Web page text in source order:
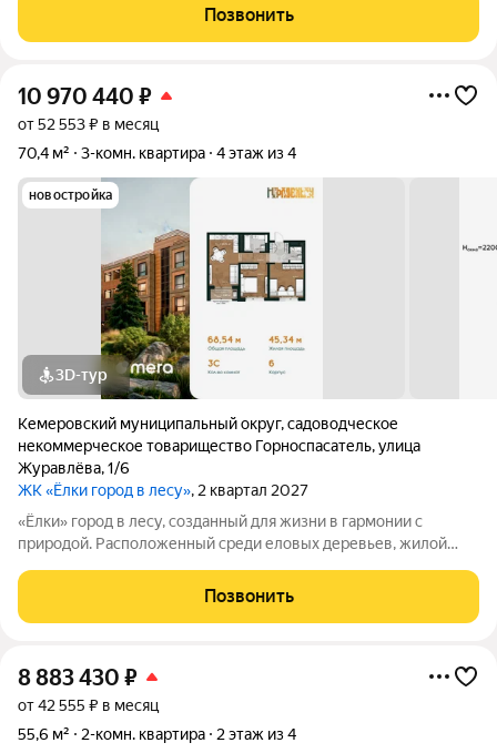
лишних забот. Главное преимущество проекта готовые
квартиры для жизни с первого
Позвонить
10 970 440 ₽
от 52 553 ₽ в месяц
70,4 м²
3-комн. квартира 4 этаж из 4
новостройка
3D-тур
Кемеровский муниципальный округ,садоводческое
некоммерческое товарищество Горноспасатель,улица
Журавлёва,1/6
ЖК «Ёлки город в лесу», 2 квартал 2027
«Ёлки» город в лесу, созданный для жизни в гармонии с
природой. Расположенный среди еловых деревьев, жилой
вдохновляющую атмосферу. Закрытая охраняемая территория
с зелёными дворами без машин,
Позвонить
8 883 430 ₽
от 42 555 ₽ в месяц
55,6 м²
2-комн. квартира 2 этаж из 4